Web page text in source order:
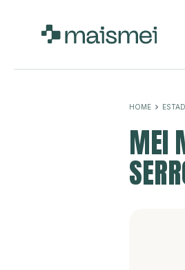
HOME
MEI